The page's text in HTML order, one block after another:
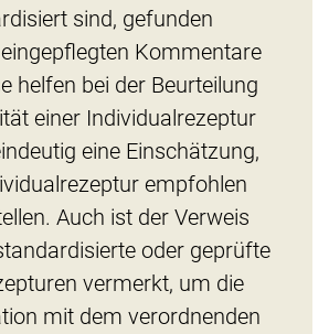
sind, gefunden
Kommentare
helfen bei der Beurteilung
einer Individualrezeptur
eine Einschätzung,
empfohlen
Auch ist der Verweis
oder geprüfte
vermerkt, um die
mit dem verordnenden